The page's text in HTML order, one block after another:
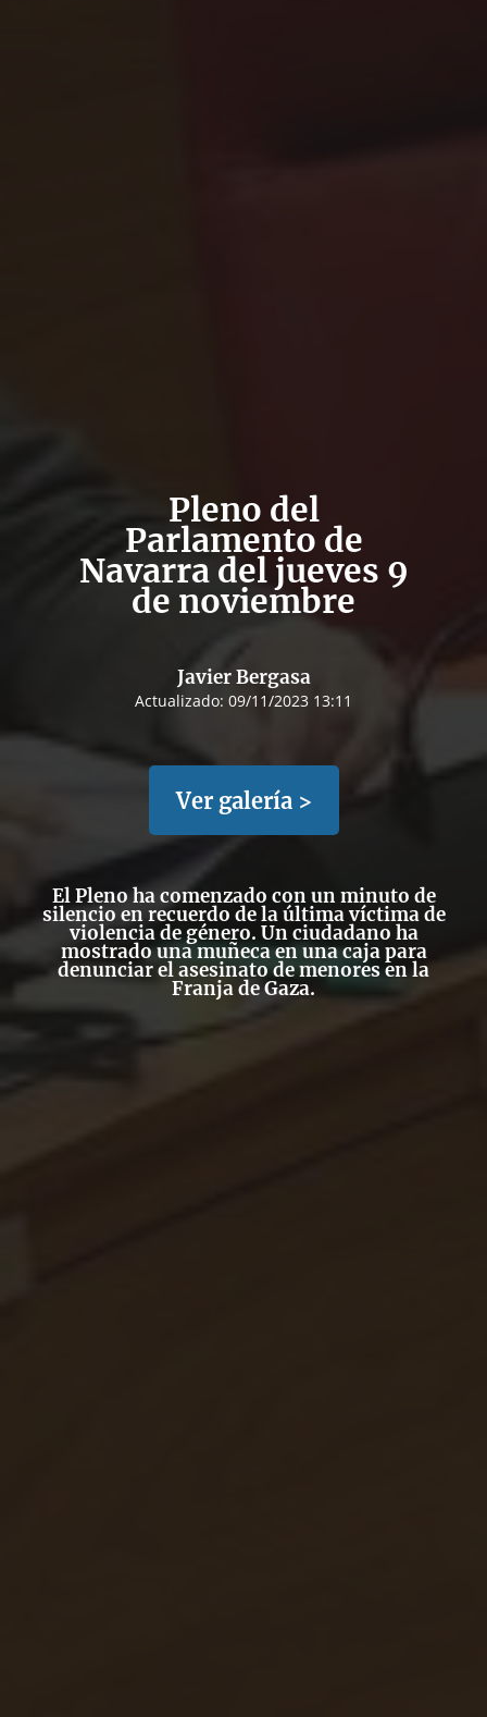
Pleno del
Parlamento de
Navarra del jueves 9
de noviembre
Javier Bergasa
Actualizado: 09/11/2023 13:11
Ver galería >
El Pleno ha comenzado con un minuto de
silencio en recuerdo de la última víctima de
violencia de género. Un ciudadano ha
mostrado una muñeca en una caja para
denunciar el asesinato de menores en la
Franja de Gaza.